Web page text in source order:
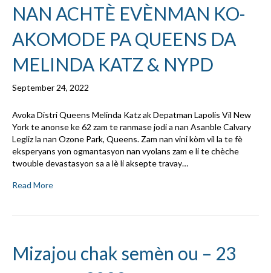
NAN ACHTÈ EVÈNMAN KO-
AKOMODE PA QUEENS DA
MELINDA KATZ & NYPD
September 24, 2022
Avoka Distri Queens Melinda Katz ak Depatman Lapolis Vil New
York te anonse ke 62 zam te ranmase jodi a nan Asanble Calvary
Legliz la nan Ozone Park, Queens. Zam nan vini kòm vil la te fè
eksperyans yon ogmantasyon nan vyolans zam e li te chèche
twouble devastasyon sa a lè li aksepte travay…
Read More
Mizajou chak semèn ou – 23